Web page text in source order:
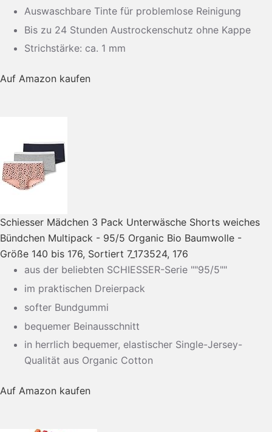
Auswaschbare Tinte für problemlose Reinigung
Bis zu 24 Stunden Austrockenschutz ohne Kappe
Strichstärke: ca. 1 mm
Auf Amazon kaufen
Schiesser Mädchen 3 Pack Unterwäsche Shorts weiches
Bündchen Multipack - 95/5 Organic Bio Baumwolle -
Größe 140 bis 176, Sortiert 7_173524, 176
aus der beliebten SCHIESSER-Serie ""95/5""
im praktischen Dreierpack
softer Bundgummi
bequemer Beinausschnitt
in herrlich bequemer, elastischer Single-Jersey-
Qualität aus Organic Cotton
Auf Amazon kaufen